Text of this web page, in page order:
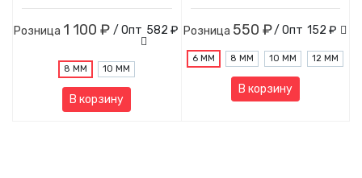
Розница 1 100 ₽ / Опт 582 ₽
8 ММ 10 ММ
В корзину
Розница 550 ₽/ Опт 152 ₽
6 ММ 8 ММ 10 ММ 12 ММ
В корзину